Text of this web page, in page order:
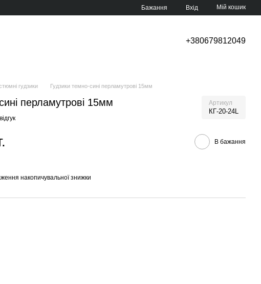
Бажання Вхід Мій кошик
+380679812049
гудзики Гудзики темно-сині перламутрові 15мм
перламутрові 15мм Артикул
КГ-20-24L
В бажання
накопичувальної знижки